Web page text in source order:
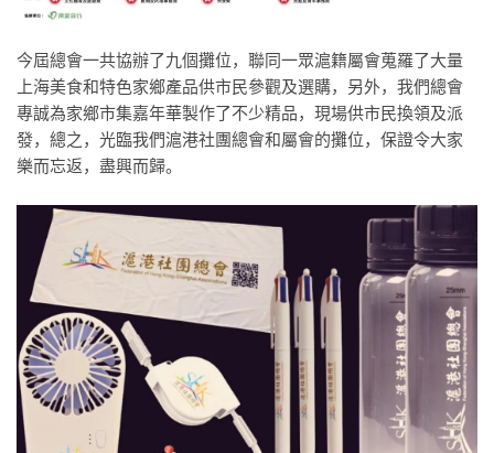
今屆總會一共協辦了九個攤位，聯同一眾滬籍屬會蒐羅了大量
上海美食和特色家鄉產品供市民參觀及選購，另外，我們總會
專誠為家鄉市集嘉年華製作了不少精品，現場供市民換領及派
發，總之，光臨我們滬港社團總會和屬會的攤位，保證令大家
樂而忘返，盡興而歸。